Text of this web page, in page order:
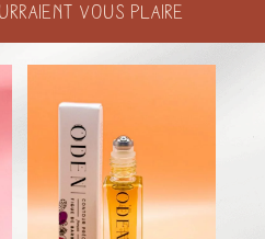
vous plaire